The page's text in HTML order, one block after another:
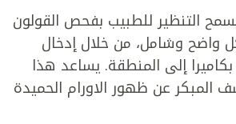
التنظير للطبيب بفحص القولون
واضح وشامل، من خلال إدخال
إلى المنطقة. يساعد هذا
المبكر عن ظهور الاورام الحميدة